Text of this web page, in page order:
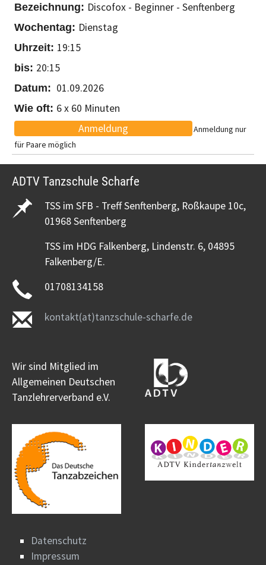
Discofox - Beginner - Senftenberg
Dienstag
19:15
20:15
01.09.2026
6 x 60 Minuten
Anmeldung
Anmeldung nur
für Paare möglich
ADTV Tanzschule Scharfe
TSS im SFB - Treff Senftenberg, Roßkaupe 10c,
01968 Senftenberg
TSS im HDG Falkenberg, Lindenstr. 6, 04895
Falkenberg/E.
01708134158
kontakt(at)tanzschule-scharfe.de
Wir sind Mitglied im
Allgemeinen Deutschen
Tanzlehrerverband e.V.
Datenschutz
Impressum